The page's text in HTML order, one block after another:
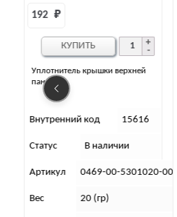
Каркас кузова УАЗ 2206
Микроавтобус Евро-4 (белая
ночь)
Внутренний код 21386
Статус Нет в наличии
Артикул 3741-96-5000014-10
Вес 427 (кг)